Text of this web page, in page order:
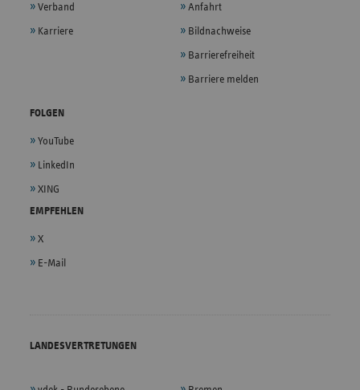
Verband
Karriere
Anfahrt
Bildnachweise
Barrierefreiheit
Barriere melden
FOLGEN
YouTube
LinkedIn
XING
EMPFEHLEN
X
E-Mail
LANDESVERTRETUNGEN